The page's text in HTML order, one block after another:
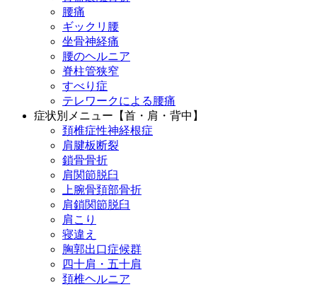
腰痛
ギックリ腰
坐骨神経痛
腰のヘルニア
脊柱管狭窄
すべり症
テレワークによる腰痛
症状別メニュー【首・肩・背中】
頚椎症性神経根症
肩腱板断裂
鎖骨骨折
肩関節脱臼
上腕骨頚部骨折
肩鎖関節脱臼
肩こり
寝違え
胸郭出口症候群
四十肩・五十肩
頚椎ヘルニア